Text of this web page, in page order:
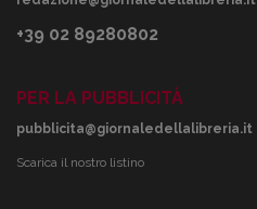
+39 02 89280802
PER LA PUBBLICITÀ
pubblicita@giornaledellalibreria.it
Scarica il nostro listino